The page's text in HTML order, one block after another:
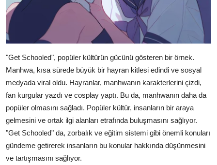
"Get Schooled", popüler kültürün gücünü gösteren bir örnek.
Manhwa, kısa sürede büyük bir hayran kitlesi edindi ve sosyal
medyada viral oldu. Hayranlar, manhwanın karakterlerini çizdi,
fan kurgular yazdı ve cosplay yaptı. Bu da, manhwanın daha da
popüler olmasını sağladı. Popüler kültür, insanların bir araya
gelmesini ve ortak ilgi alanları etrafında buluşmasını sağlıyor.
"Get Schooled" da, zorbalık ve eğitim sistemi gibi önemli konuları
gündeme getirerek insanların bu konular hakkında düşünmesini
ve tartışmasını sağlıyor.